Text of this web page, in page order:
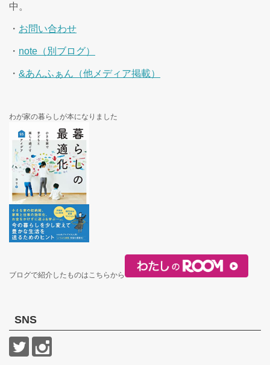
中。
・ お問い合わせ
・ note（別ブログ）
・ &あんふぁん（他メディア掲載）
わが家の暮らしが本になりました
ブログで紹介したものはこちらから
SNS